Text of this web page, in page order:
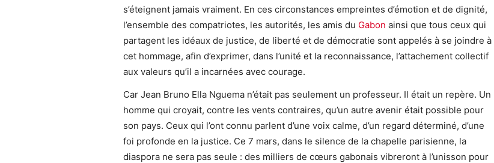
s’éteignent jamais vraiment. En ces circonstances empreintes d’émotion et de dignité,
l’ensemble des compatriotes, les autorités, les amis du Gabon ainsi que tous ceux qui
partagent les idéaux de justice, de liberté et de démocratie sont appelés à se joindre à
cet hommage, afin d’exprimer, dans l’unité et la reconnaissance, l’attachement collectif
aux valeurs qu’il a incarnées avec courage.
Car Jean Bruno Ella Nguema n’était pas seulement un professeur. Il était un repère. Un
homme qui croyait, contre les vents contraires, qu’un autre avenir était possible pour
son pays. Ceux qui l’ont connu parlent d’une voix calme, d’un regard déterminé, d’une
foi profonde en la justice. Ce 7 mars, dans le silence de la chapelle parisienne, la
diaspora ne sera pas seule : des milliers de cœurs gabonais vibreront à l’unisson pour